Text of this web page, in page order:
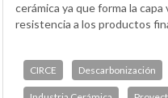
cerámica ya que forma la
resistencia a los productos
CIRCE Descarbonización